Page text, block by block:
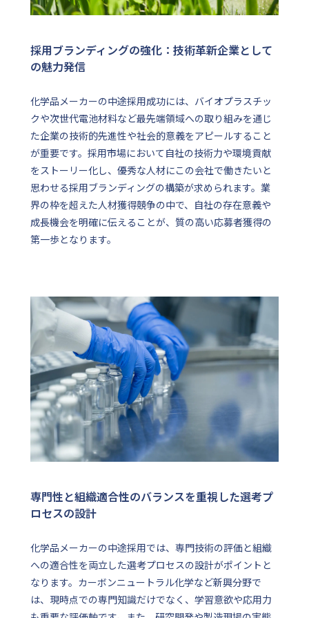
採用ブランディングの強化：技術革新企業として
の魅力発信
化学品メーカーの中途採用成功には、バイオプラスチッ
クや次世代電池材料など最先端領域への取り組みを通じ
た企業の技術的先進性や社会的意義をアピールすること
が重要です。採用市場において自社の技術力や環境貢献
をストーリー化し、優秀な人材にこの会社で働きたいと
思わせる採用ブランディングの構築が求められます。業
界の枠を超えた人材獲得競争の中で、自社の存在意義や
成長機会を明確に伝えることが、質の高い応募者獲得の
第一歩となります。
専門性と組織適合性のバランスを重視した選考プ
ロセスの設計
化学品メーカーの中途採用では、専門技術の評価と組織
への適合性を両立した選考プロセスの設計がポイントと
なります。カーボンニュートラル化学など新興分野で
は、現時点での専門知識だけでなく、学習意欲や応用力